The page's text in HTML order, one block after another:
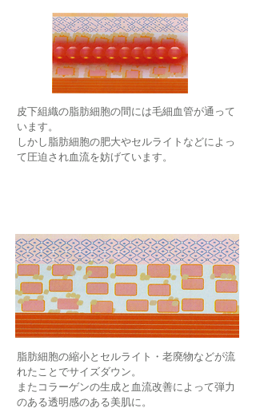
皮下組織の脂肪細胞の間には毛細血管が通って
います。
​しかし脂肪細胞の肥大やセルライトなどによっ
て圧迫され血流を妨げています。
脂肪細胞の縮小とセルライト・老廃物などが流
れたことでサイズダウン。
またコラーゲンの生成と血流改善によって弾力
のある透明感のある美肌に。